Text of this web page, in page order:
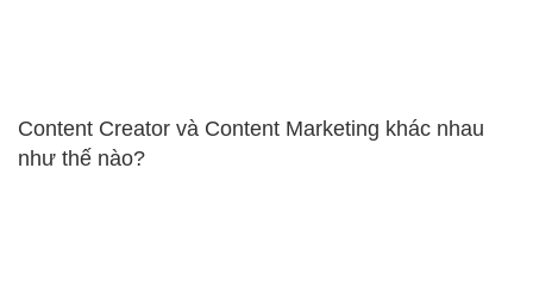
Content Creator và Content Marketing khác nhau
như thế nào?